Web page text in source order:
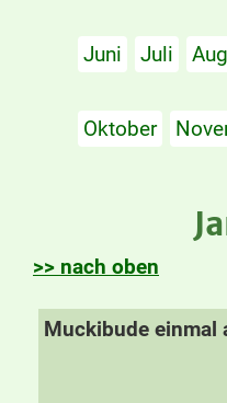
Juni Juli
Oktober
>> nach oben
Muckibude einmal